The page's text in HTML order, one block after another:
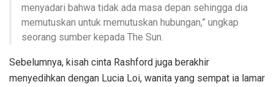
menyadari bahwa tidak ada masa depan sehingga dia
memutuskan untuk memutuskan hubungan,” ungkap
seorang sumber kepada The Sun.
Sebelumnya, kisah cinta Rashford juga berakhir
menyedihkan dengan Lucia Loi, wanita yang sempat ia lamar